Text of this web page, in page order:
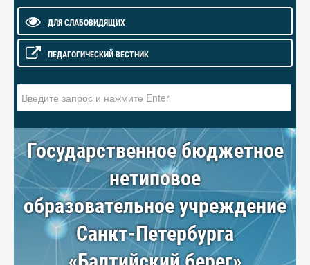
ДЛЯ СЛАБОВИДЯЩИХ
ПЕДАГОГИЧЕСКИЙ ВЕСТНИК
Государственное бюджетное
нетиповое
образовательное учреждение
Санкт-Петербурга